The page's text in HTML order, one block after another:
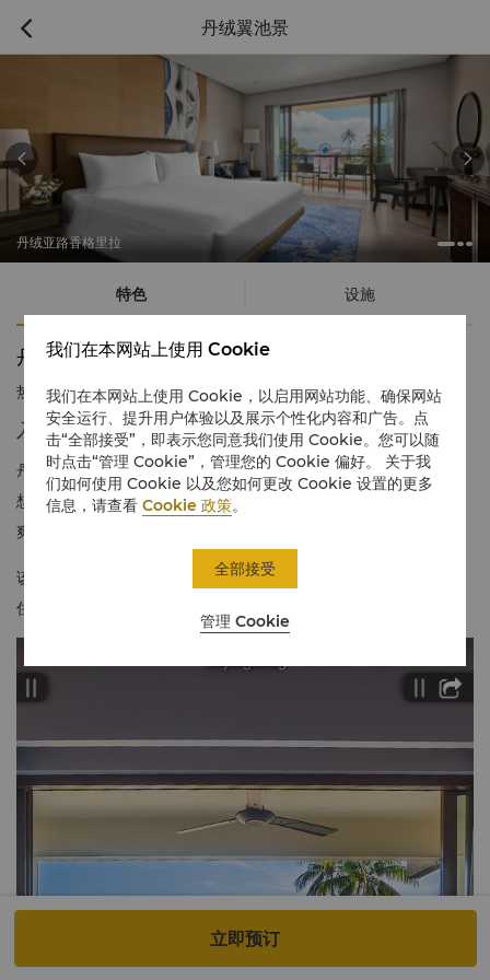
 丹绒翼池景
丹绒亚路香格里拉
 
特色 设施
丹绒翼池景
热线电话 1 866 565 5050
入住奢华客房，畅享活力体验与趣味活动
丹绒翼池景客房是您在热带天堂整日纵享明媚阳光和精彩探险的理
想下榻居所。内部设计空间开敞，设有一个舒适惬意的休息区，凉
爽通透的阳台位置优越，可眺望度假酒店的泳池。
该客房可与其他丹绒翼池景客房相连通，以供参加大型派对的宾客
住宿。
立即预订
我们在本网站上使用 Cookie
我们在本网站上使用 Cookie，以启用网站功能、确保网站
安全运行、提升用户体验以及展示个性化内容和广告。点
击“全部接受”，即表示您同意我们使用 Cookie。您可以随
时点击“管理 Cookie”，管理您的 Cookie 偏好。 关于我
们如何使用 Cookie 以及您如何更改 Cookie 设置的更多
信息，请查看Cookie 政策。
管理 Cookie
全部接受